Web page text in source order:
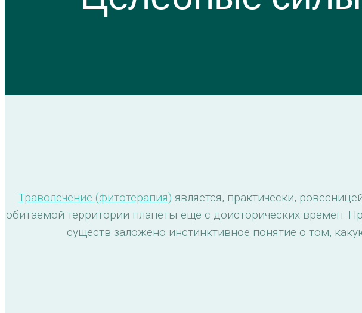
Траволечение (фитотерапия) является, практически,
обитаемой территории планеты еще с доисторических времен.
существ заложено инстинктивное понятие о том,